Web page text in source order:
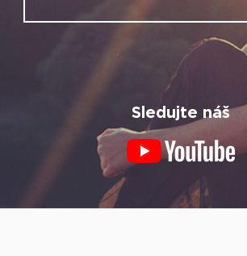
Sledujte náš